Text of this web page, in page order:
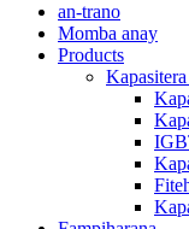
an-trano
Momba anay
Products